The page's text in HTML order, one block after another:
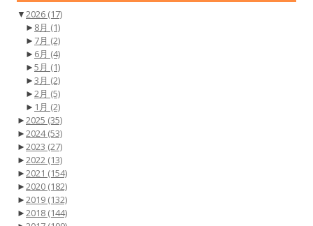
▼2026 (17)
► 8月 (1)
► 7月 (2)
► 6月 (4)
►5月 (1)
►3月 (2)
►2月 (5)
► 1月 (2)
►2025 (35)
►2024(53)
►2023 (27)
►2022 (13)
►2021 (154)
►2020 (182)
►2019 (132)
►2018 (144)